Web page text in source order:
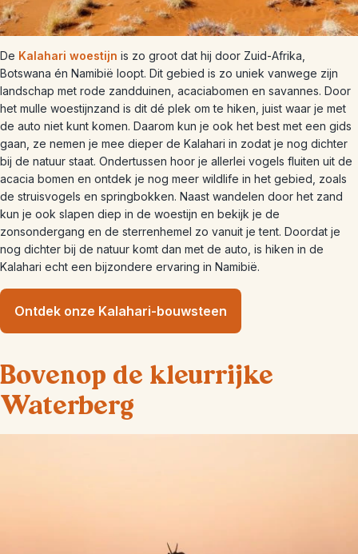
De Kalahari woestijn is zo groot dat hij door Zuid-Afrika,
Botswana én Namibië loopt. Dit gebied is zo uniek vanwege zijn
landschap met rode zandduinen, acaciabomen en savannes. Door
het mulle woestijnzand is dit dé plek om te hiken, juist waar je met
de auto niet kunt komen. Daarom kun je ook het best met een gids
gaan, ze nemen je mee dieper de Kalahari in zodat je nog dichter
bij de natuur staat. Ondertussen hoor je allerlei vogels fluiten uit de
acacia bomen en ontdek je nog meer wildlife in het gebied, zoals
de struisvogels en springbokken. Naast wandelen door het zand
kun je ook slapen diep in de woestijn en bekijk je de
zonsondergang en de sterrenhemel zo vanuit je tent. Doordat je
nog dichter bij de natuur komt dan met de auto, is hiken in de
Kalahari echt een bijzondere ervaring in Namibië.
Ontdek onze Kalahari-bouwsteen
Bovenop de kleurrijke
Waterberg